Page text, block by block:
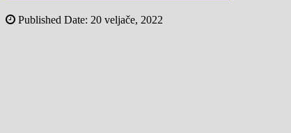
Published Date: 20 veljače, 2022